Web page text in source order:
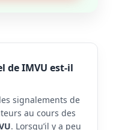
de IMVU est-il
signalements de
au cours des
. Lorsqu’il y a peu